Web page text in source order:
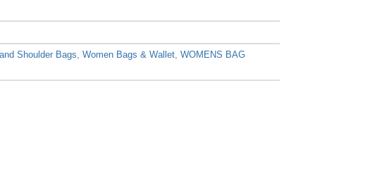
Shoulder Bags ,Women Bags & Wallet ,WOMENS BAG